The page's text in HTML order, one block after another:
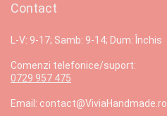
Contact
L-V: 9-17; Samb: 9-14; Dum: Închis
Comenzi telefonice/suport:
0729 957 475
Email: contact@ViviaHandmade.ro